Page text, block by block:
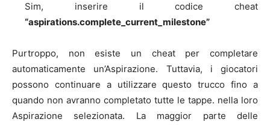
Sim, inserire il codice cheat
“aspirations.complete_current_milestone”
Purtroppo, non esiste un cheat per completare
automaticamente un’Aspirazione. Tuttavia, i giocatori
possono continuare a utilizzare questo trucco fino a
quando non avranno completato tutte le tappe. nella loro
Aspirazione selezionata. La maggior parte delle